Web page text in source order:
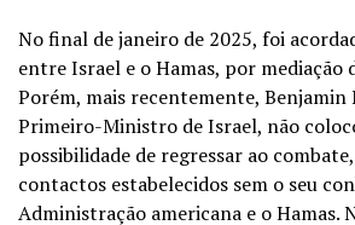
No final de janeiro de 2025, foi
entre Israel e o Hamas, por mediação
Porém, mais recentemente, Benjamin
Primeiro-Ministro de Israel, não
possibilidade de regressar ao
contactos estabelecidos sem o seu
Administração americana e o Hamas.